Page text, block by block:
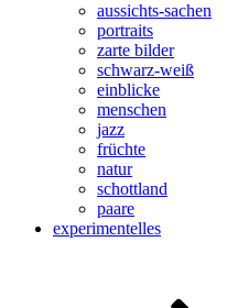
aussichts-sachen
portraits
zarte bilder
schwarz-weiß
einblicke
menschen
jazz
früchte
natur
schottland
paare
experimentelles